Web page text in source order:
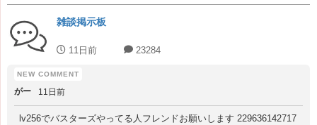
雑談掲示板
11日前 23284
がー 11日前
lv256でバスターズやってる人フレンドお願いします 229636142717